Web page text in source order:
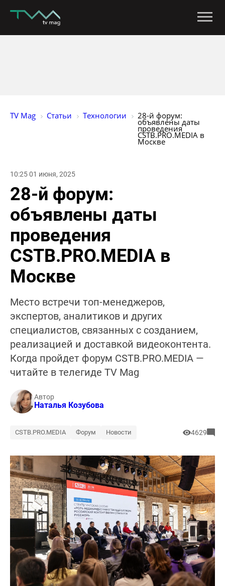
TV Mag Статьи Технологии 28-й форум:
объявлены даты
проведения
CSTB.PRO.MEDIA в
Москве
10:25 01 июня, 2025
28-й форум:
объявлены даты
проведения
CSTB.PRO.MEDIA в
Москве
Место встречи топ-менеджеров,
экспертов, аналитиков и других
специалистов, связанных с созданием,
реализацией и доставкой видеоконтента.
Когда пройдет форум CSTB.PRO.MEDIA —
читайте в телегиде TV Mag
Автор
Наталья Козубова
CSTB.PRO.MEDIA Форум Новости 4629